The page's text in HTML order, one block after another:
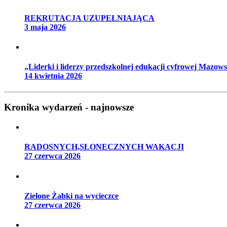
REKRUTACJA UZUPEŁNIAJĄCA
3 maja 2026
„Liderki i liderzy przedszkolnej edukacji cyfrowej
14 kwietnia 2026
Kronika wydarzeń - najnowsze
RADOSNYCH,SŁONECZNYCH WAKACJI
27 czerwca 2026
Zielone Żabki na wycieczce
27 czerwca 2026